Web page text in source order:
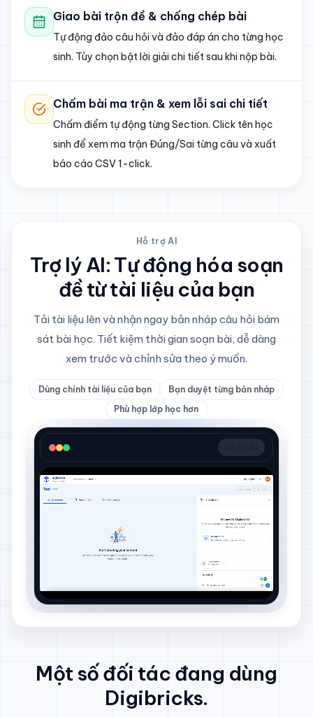
Giao bài trộn đề & chống chép bài
Tự động đảo câu hỏi và đảo đáp án cho từng học
sinh. Tùy chọn bật lời giải chi tiết sau khi nộp bài.
Chấm bài ma trận & xem lỗi sai chi tiết
Chấm điểm tự động từng Section. Click tên học
sinh để xem ma trận Đúng/Sai từng câu và xuất
báo cáo CSV 1-click.
Hỗ trợ AI
Trợ lý AI: Tự động hóa soạn
đề từ tài liệu của bạn
Tải tài liệu lên và nhận ngay bản nháp câu hỏi bám
sát bài học. Tiết kiệm thời gian soạn bài, dễ dàng
xem trước và chỉnh sửa theo ý muốn.
Dùng chính tài liệu của bạn
Bạn duyệt từng bản nháp
Phù hợp lớp học hơn
Một số đối tác đang dùng
Digibricks.